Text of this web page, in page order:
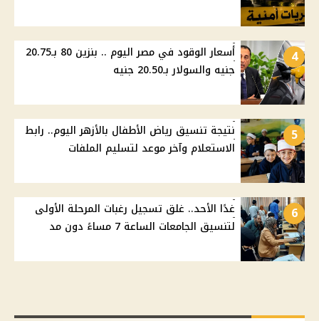
4
أسعار الوقود في مصر اليوم .. بنزين 80 بـ20.75
جنيه والسولار بـ20.50 جنيه
5
نتيجة تنسيق رياض الأطفال بالأزهر اليوم.. رابط
الاستعلام وآخر موعد لتسليم الملفات
6
غدًا الأحد.. غلق تسجيل رغبات المرحلة الأولى
لتنسيق الجامعات الساعة 7 مساءً دون مد